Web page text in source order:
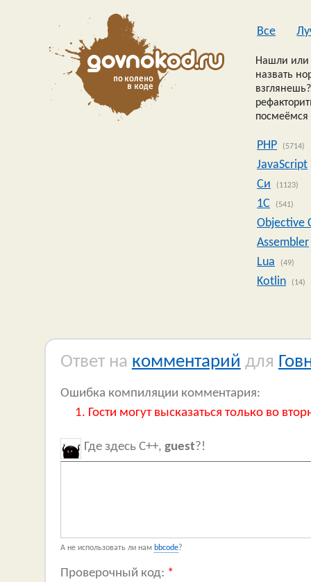
Все
Нашли или
назвать
посмеёмся
PHP (5714)
JavaScript
Си
(1123)
1C (541)
Objective
Assembler
Lua
(49)
Kotlin (14)
Ответ на комментарий для
Ошибка компиляции комментария:
Гости могут высказаться только во
Где здесь C++, guest?!
А не использовать ли нам bbcode?
Проверочный код: *